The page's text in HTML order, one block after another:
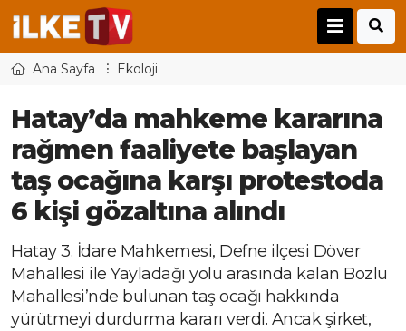
Ana Sayfa Ekoloji
Hatay’da mahkeme kararına
rağmen faaliyete başlayan
taş ocağına karşı protestoda
6 kişi gözaltına alındı
Hatay 3. İdare Mahkemesi, Defne ilçesi Döver
Mahallesi ile Yayladağı yolu arasında kalan Bozlu
Mahallesi’nde bulunan taş ocağı hakkında
yürütmeyi durdurma kararı verdi. Ancak şirket,